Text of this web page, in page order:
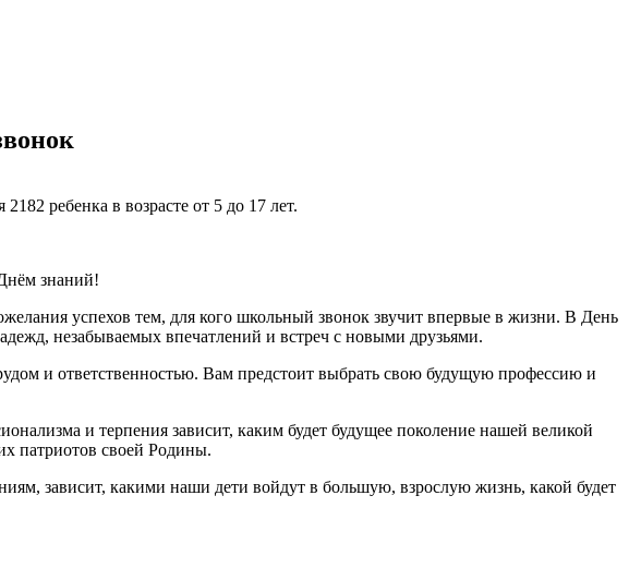
ребенка в возрасте от 5 до 17 лет.
знаний!
успехов тем, для кого школьный звонок звучит впервые в жизни. В День
незабываемых впечатлений и встреч с новыми друзьями.
и ответственностью. Вам предстоит выбрать свою будущую профессию и
и терпения зависит, каким будет будущее поколение нашей великой
патриотов своей Родины.
зависит, какими наши дети войдут в большую, взрослую жизнь, какой будет